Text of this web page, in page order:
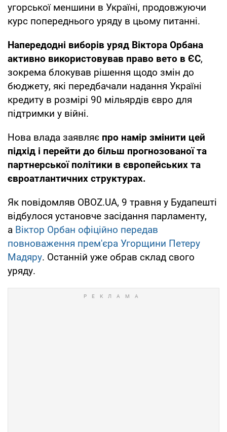
угорської меншини в Україні, продовжуючи
курс попереднього уряду в цьому питанні.
Напередодні виборів уряд Віктора Орбана
активно використовував право вето в ЄС,
зокрема блокував рішення щодо змін до
бюджету, які передбачали надання Україні
кредиту в розмірі 90 мільярдів євро для
підтримки у війні.
Нова влада заявляє про намір змінити цей
підхід і перейти до більш прогнозованої та
партнерської політики в європейських та
євроатлантичних структурах.
Як повідомляв OBOZ.UA, 9 травня у Будапешті
відбулося установче засідання парламенту,
а Віктор Орбан офіційно передав
повноваження прем'єра Угорщини Петеру
Мадяру. Останній уже обрав склад свого
уряду.